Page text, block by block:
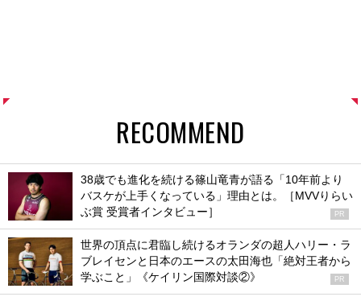
RECOMMEND
38歳でも進化を続ける篠山竜青が語る「10年前より
バスケが上手くなっている」理由とは。［MVVりらい
ぶ賞 受賞者インタビュー］
PR
世界の頂点に君臨し続けるオランダの超人ハリー・ラ
ブレイセンと日本のエースの太田海也「絶対王者から
学ぶこと」《ケイリン国際対談②》
PR